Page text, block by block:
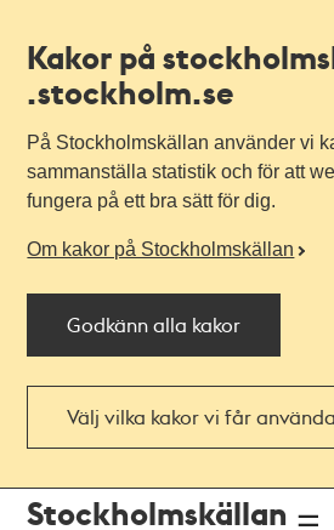
Kakor på
.stockholm.se
På Stockholmskällan använder vi
sammanställa statistik och för att
fungera på ett bra sätt för dig.
Om kakor på Stockholmskällan
Godkänn alla kakor
Välj vilka kakor vi får använda
Stockholmskällan